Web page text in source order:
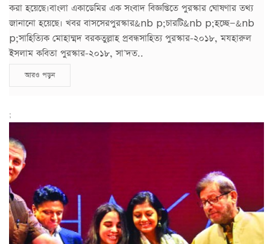
করা হয়েছে।বাংলা একাডেমির এক সংবাদ বিজ্ঞপ্তিতে পুরস্কার ঘোষণার তথ্য
জানানো হয়েছে। খবর বাসসেরপুরস্কার&nb p;চারটি&nb p;হচ্ছে—&nb
p;সাহিত্যিক মোহাম্মদ বরকতুল্লাহ প্রবন্ধসাহিত্য পুরস্কার-২০১৮, মযহারুল
ইসলাম কবিতা পুরস্কার-২০১৮, সা’দত..
আরও পড়ুন
;